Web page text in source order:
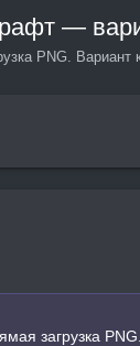
—
PNG. Вариант
загрузка PNG.